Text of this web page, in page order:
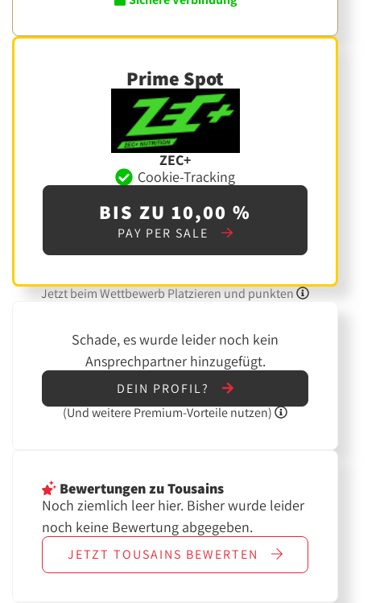
Prime Spot
ZEC+
Cookie-Tracking
BIS ZU 10,00 %
PAY PER SALE
Jetzt beim Wettbewerb Platzieren und punkten
Schade, es wurde leider noch kein
Ansprechpartner hinzugefügt.
DEIN PROFIL?
(UndweiterePremium-Vorteile nutzen)
Bewertungenzu Tousains
Noch ziemlich leer hier. Bisher wurde leider
noch keine Bewertung abgegeben.
JETZT TOUSAINS BEWERTEN